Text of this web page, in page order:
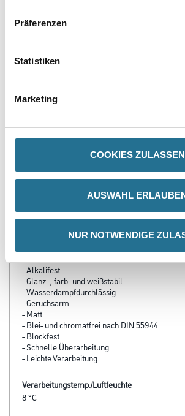
Präferenzen
Statistiken
Marketing
COOKIES ZULASSEN
AUSWAHL
NUR NOTWENDIGE
PRODUKTEIGENSCHAFTEN
Produkteigenschaft
- Alkalifest
- Glanz- , farb- und weißstabil
- Wasserdampfdurchlässig
- Geruchsarm
- Matt
- Blei- und chromatfrei nach DIN 55944
- Blockfest
- Schnelle Überarbeitung
- Leichte Verarbeitung
Verarbeitungstemp./Luftfeuchte
8 °C